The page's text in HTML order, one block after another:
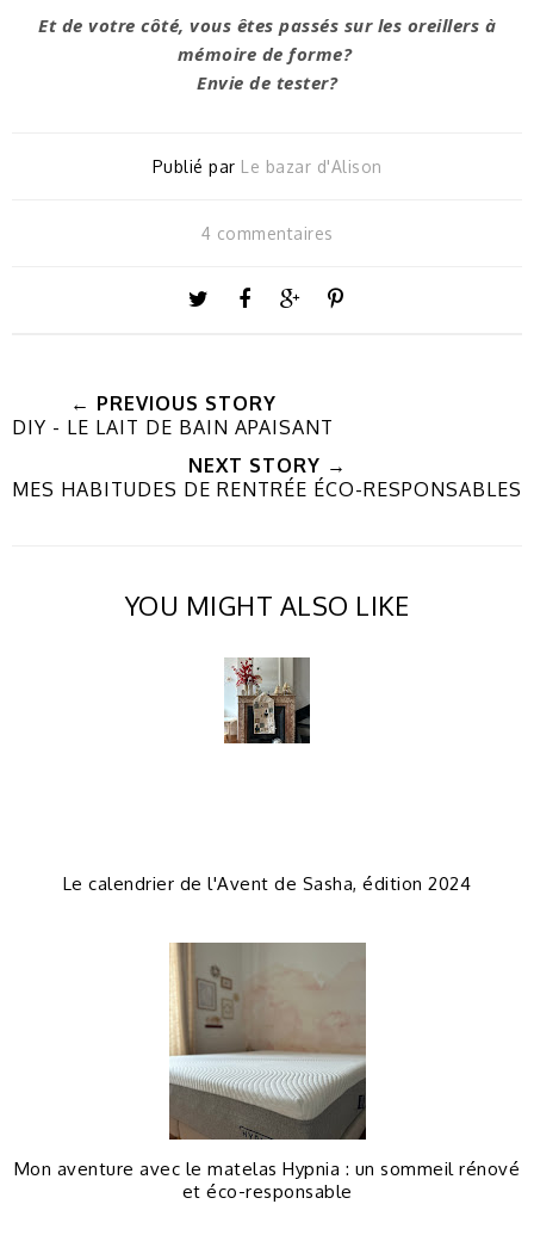
Et de votre côté, vous êtes passés sur les oreillers à
mémoire de forme?
Envie de tester?
Publié par Le bazar d'Alison
4 commentaires
← PREVIOUS STORY
DIY - LE LAIT DE BAIN APAISANT
NEXT STORY →
MES HABITUDES DE RENTRÉE ÉCO-RESPONSABLES
YOU MIGHT ALSO LIKE
Le calendrier de l'Avent de Sasha, édition 2024
Mon aventure avec le matelas Hypnia : un sommeil rénové
et éco-responsable